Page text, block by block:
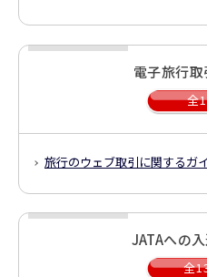
電子旅行
全
旅行のウェブ取引に関するガ
JATAへの
全